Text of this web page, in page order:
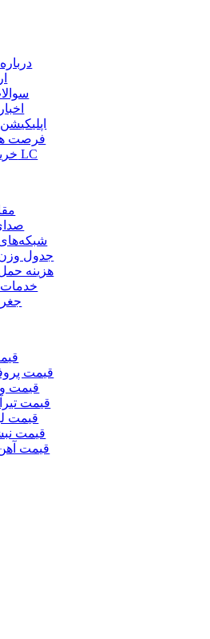
فرصت
خرید اعتباری LC
جدول وزن
هزینه
قیمت
قیمت
قیمت
قیمت
قیمت
قیمت